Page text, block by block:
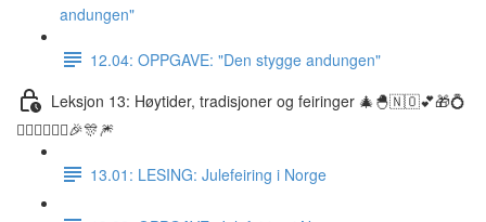
andungen"
12.04: OPPGAVE: "Den stygge andungen"
Leksjon 13: Høytider, tradisjoner og feiringer 🎄🐣🇳🇴💕🎁💍
👰🏼‍♀️🤵🏽‍♂️🎉🎊🎆
13.01: LESING: Julefeiring i Norge